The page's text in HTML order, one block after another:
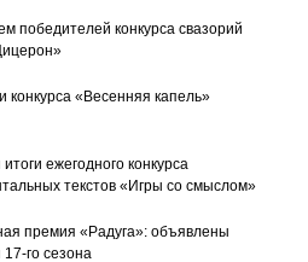
победителей конкурса свазорий
конкурса «Весенняя капель»
ежегодного конкурса
текстов «Игры со смыслом»
премия «Радуга»: объявлены
го сезона